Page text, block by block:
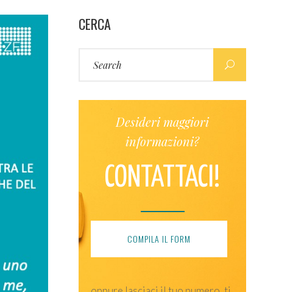
CERCA
for:
Desideri maggiori
informazioni?
CONTATTACI!
COMPILA IL FORM